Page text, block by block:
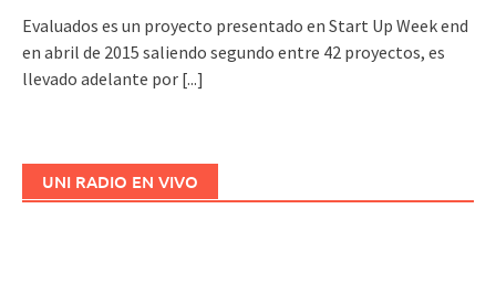
Evaluados es un proyecto presentado en Start Up Week end
en abril de 2015 saliendo segundo entre 42 proyectos, es
llevado adelante por [...]
UNI RADIO EN VIVO